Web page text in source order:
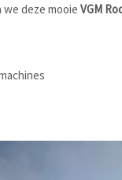
deze mooie VGM